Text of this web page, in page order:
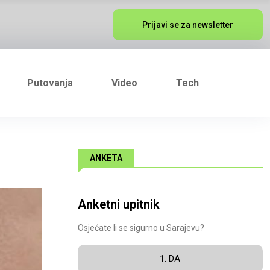
Prijavi se za newsletter
Putovanja Video Tech
ANKETA
Anketni upitnik
Osjećate li se sigurno u Sarajevu?
1. DA